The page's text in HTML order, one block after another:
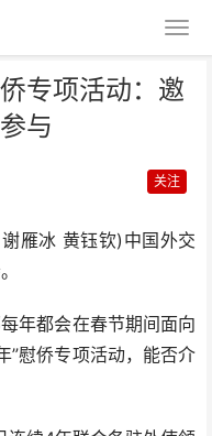
专项活动：邀
与
关注
雁冰 黄钰钦)中国外交
年都会在春节期间面向
”慰侨专项活动，能否介
活